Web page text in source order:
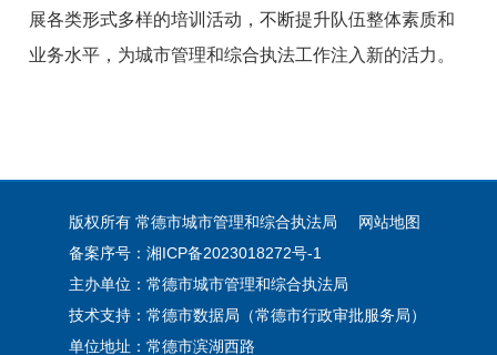
展各类形式多样的培训活动，不断提升队伍整体素质和
业务水平，为城市管理和综合执法工作注入新的活力。
版权所有 常德市城市管理和综合执法局
网站地图
备案序号：湘ICP备2023018272号-1
主办单位：常德市城市管理和综合执法局
技术支持：常德市数据局（常德市行政审批服务局）
单位地址：常德市滨湖西路